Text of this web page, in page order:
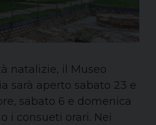
natalizie, il Museo
sarà aperto sabato 23 e
sabato 6 e domenica
i consueti orari. Nei